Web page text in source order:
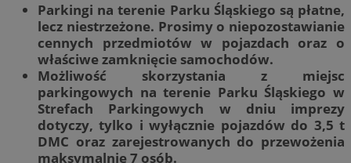
Parkingi na terenie Parku Śląskiego są płatne,
lecz niestrzeżone. Prosimy o niepozostawianie
cennych przedmiotów w pojazdach oraz o
właściwe zamknięcie samochodów.
Możliwość skorzystania z miejsc
parkingowych na terenie Parku Śląskiego w
Strefach Parkingowych w dniu imprezy
dotyczy, tylko i wyłącznie pojazdów do 3,5 t
DMC oraz zarejestrowanych do przewożenia
maksymalnie 7 osób.